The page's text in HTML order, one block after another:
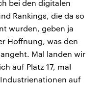
bei den digitalen
Rankings, die da so
wurden, geben ja
Hoffnung, was den
Mal landen wir
auf Platz 17, mal
auf